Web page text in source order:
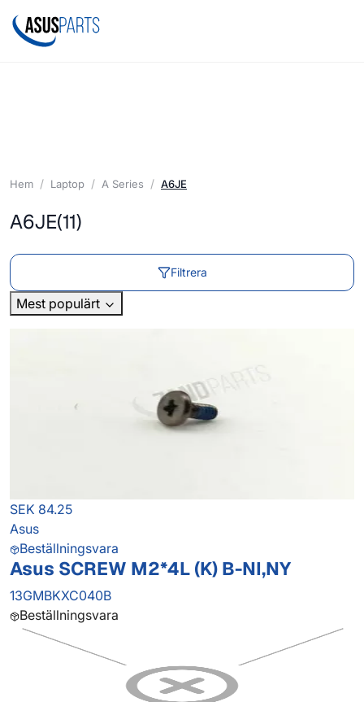
Hem Laptop A Series A6JE
A6JE(11)
Filtrera
Mest populärt
SEK 84.25
Asus
Beställningsvara
Asus SCREW M2*4L (K) B-NI,NY
13GMBKXC040B
Beställningsvara